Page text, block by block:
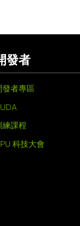
發者
發者專區
練課程
科技大會